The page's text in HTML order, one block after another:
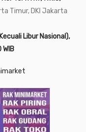
Timur, DKI Jakarta
Libur Nasional),